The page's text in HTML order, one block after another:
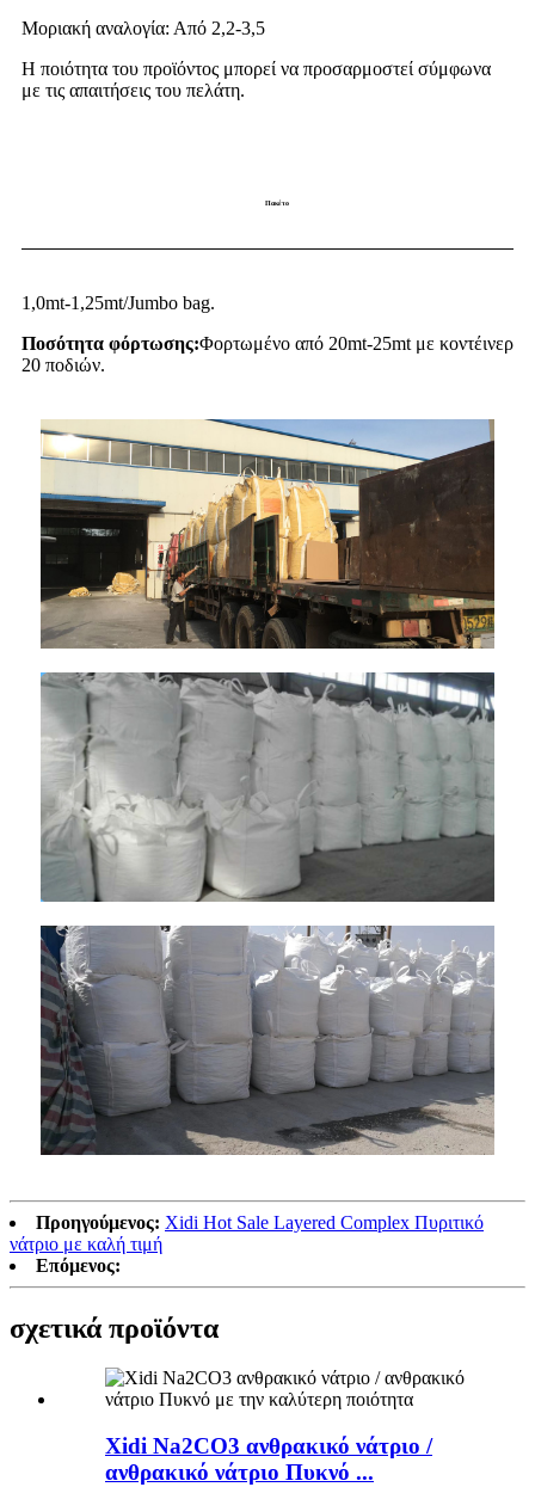
Μοριακή αναλογία: Από 2,2-3,5
Η ποιότητα του προϊόντος μπορεί να προσαρμοστεί σύμφωνα
με τις απαιτήσεις του πελάτη.
Πακέτο
1,0mt-1,25mt/Jumbo bag.
Ποσότητα φόρτωσης:Φορτωμένο από 20mt-25mt με κοντέινερ
20 ποδιών.
Προηγούμενος: Xidi Hot Sale Layered Complex Πυριτικό
νάτριο με καλή τιμή
Επόμενος:
σχετικά προϊόντα
Xidi Na2CO3 ανθρακικό νάτριο /
ανθρακικό νάτριο Πυκνό ...